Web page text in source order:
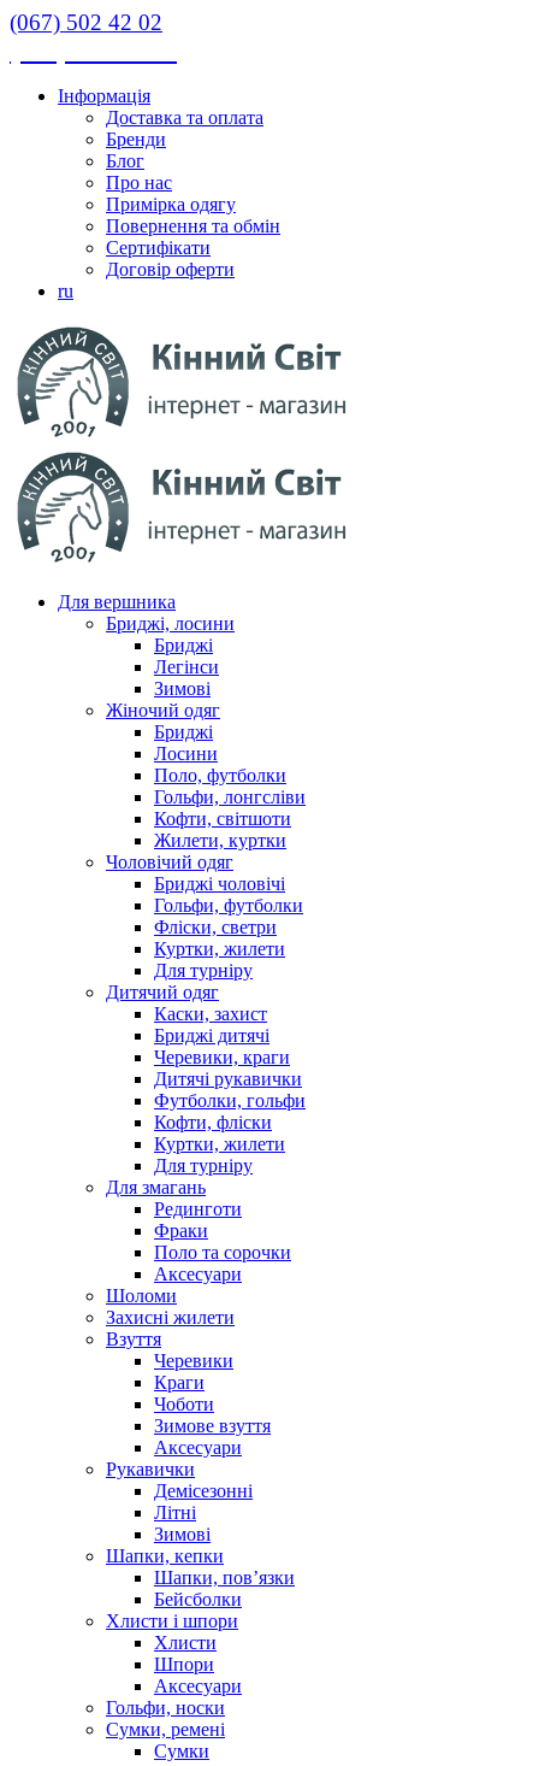
(067) 502 42 02
Інформація
Доставка та оплата
Бренди
Блог
Про нас
Примірка одягу
Повернення та обмін
Сертифікати
Договір оферти
ru
Для вершника
Бриджі, лосини
Бриджі
Легінси
Зимові
Жіночий одяг
Бриджі
Лосини
Поло, футболки
Гольфи, лонгсліви
Кофти, світшоти
Жилети, куртки
Чоловічий одяг
Бриджі чоловічі
Гольфи, футболки
Фліски, светри
Куртки, жилети
Для турніру
Дитячий одяг
Каски, захист
Бриджі дитячі
Черевики, краги
Дитячі рукавички
Футболки, гольфи
Кофти, фліски
Куртки, жилети
Для турніру
Для змагань
Рединготи
Фраки
Поло та сорочки
Аксесуари
Шоломи
Захисні жилети
Взуття
Черевики
Краги
Чоботи
Зимове взуття
Аксесуари
Рукавички
Демісезонні
Літні
Зимові
Шапки, кепки
Шапки, пов’язки
Бейсболки
Хлисти і шпори
Хлисти
Шпори
Аксесуари
Гольфи, носки
Сумки, ремені
Сумки